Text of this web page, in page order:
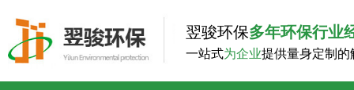
翌骏环保多年环保行业
一站式为企业提供量身定制的